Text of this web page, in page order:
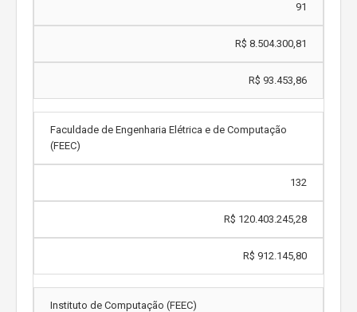
91
R$ 8.504.300,81
R$ 93.453,86
Faculdade de Engenharia Elétrica e de Computação
(FEEC)
132
R$ 120.403.245,28
R$ 912.145,80
Instituto de Computação (FEEC)